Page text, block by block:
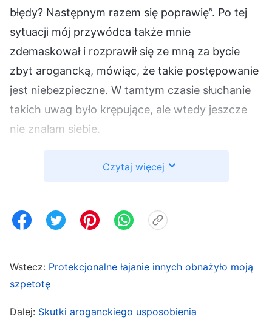
błędy? Następnym razem się poprawię”. Po tej
sytuacji mój przywódca także mnie
zdemaskował i rozprawił się ze mną za bycie
zbyt arogancką, mówiąc, że takie postępowanie
jest niebezpieczne. W tamtym czasie słuchanie
takich uwag było krępujące, ale wtedy jeszcze
nie znałam siebie.
Później pracowałam z siostrą Jessie przy
poszukiwaniu zasad prawdy. Kiedy
sprawdzała i potwierdzała wszystko. Uważałam
zaczęłam nią gardzić. Potem wiele decyzji
Czytaj więcej
Wstecz: Protekcjonalne łajanie innych obnażyło moją
szpetotę
Dalej: Skutki aroganckiego usposobienia